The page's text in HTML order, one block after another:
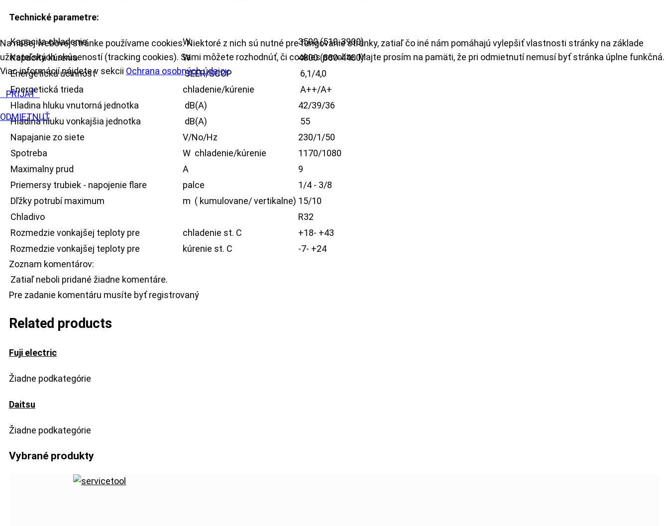
Technické parametre:
Kapacita chladeniaW
3500 (510-3900)
Kapacita kúrenia
W
4000 (880-4400)
Energetická účinnosť
SEER/SCOP
6,1/4,0
Energetická trieda
chladenie/kúrenie
A++/A+
Hladina hluku vnutorná jednotka
dB(A)
42/39/36
Hladina hluku vonkajšia jednotka
dB(A)
55
Napajanie zo siete
V/No/Hz
230/1/50
Spotreba
W chladenie/kúrenie
1170/1080
Maximalny prud
A
9
Priemersy trubiek - napojenie flare
palce
1/4 - 3/8
Dľžky potrubí maximum
m ( kumulovane/ vertikalne) 15/10
Chladivo
R32
Rozmedzie vonkajšej teploty pre
chladenie st. C
+18- +43
Rozmedzie vonkajšej teploty pre
kúrenie st. C
-7- +24
Zoznam komentárov:
Zatiaľ neboli pridané žiadne komentáre.
Pre zadanie komentáru musíte byť registrovaný
Related products
Fuji electric
Žiadne podkategórie
Daitsu
Žiadne podkategórie
Vybrané produkty
Na našej webovej stránke používame cookies. Niektoré z nich sú nutné pre fungovanie stránky, zatiaľ čo iné nám pomáhajú vylepšiť vlastnosti stránky na základe
užívateľských skúseností (tracking cookies). Sami môžete rozhodnúť, či cookies povolíte. Majte prosím na pamäti, že pri odmietnutí nemusí byť stránka úplne funkčná.
Viac informácií nájdete v sekcii Ochrana osobných údajov.
PRIJAŤ
ODMIETNUŤ